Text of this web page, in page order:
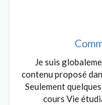
Je suis
contenu proposé
Seulement
cours Vie